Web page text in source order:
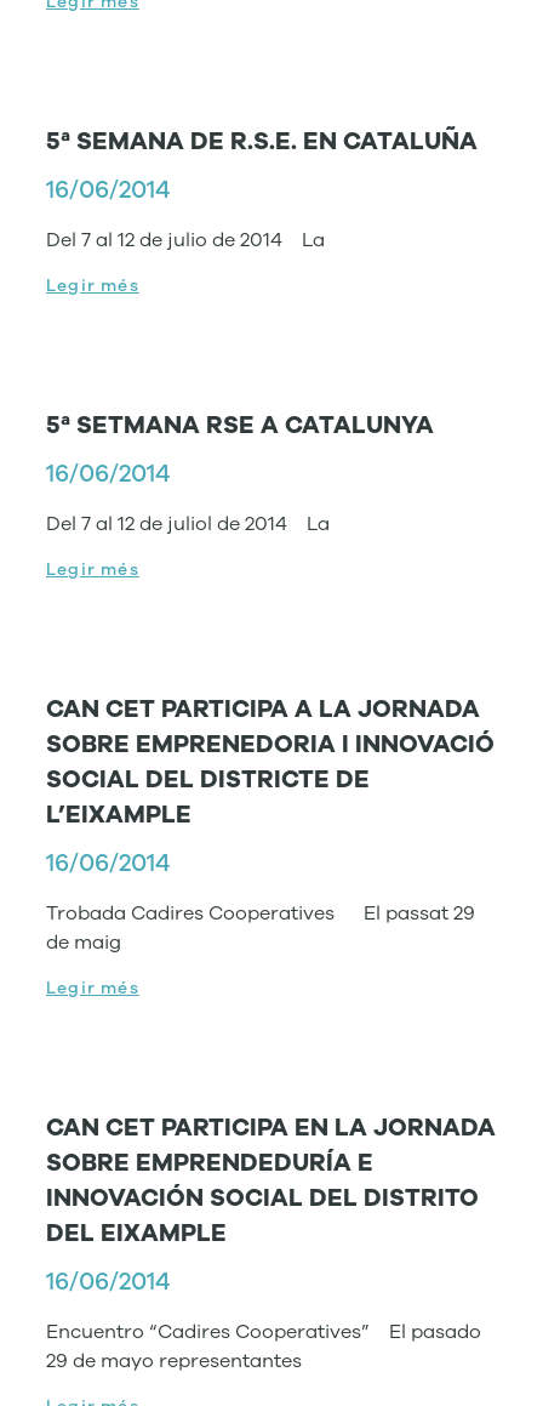
5ª SEMANA DE R.S.E. EN CATALUÑA
16/06/2014
Del 7 al 12 de julio de 2014 La
Legir més
5ª SETMANA RSE A CATALUNYA
16/06/2014
Del 7 al 12 de juliol de 2014 La
Legir més
CAN CET PARTICIPA A LA JORNADA
SOBRE EMPRENEDORIA I INNOVACIÓ
SOCIAL DEL DISTRICTE DE
L’EIXAMPLE
16/06/2014
Trobada Cadires Cooperatives El passat 29
de maig
Legir més
CAN CET PARTICIPA EN LA JORNADA
SOBRE EMPRENDEDURÍA E
INNOVACIÓN SOCIAL DEL DISTRITO
DEL EIXAMPLE
16/06/2014
Encuentro “Cadires Cooperatives” El pasado
29 de mayo representantes